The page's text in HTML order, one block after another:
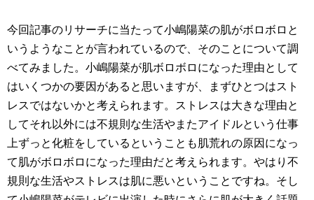
今回記事のリサーチに当たって小嶋陽菜の肌がボロボロと
いうようなことが言われているので、そのことについて調
べてみました。小嶋陽菜が肌ボロボロになった理由として
はいくつかの要因があると思いますが、まずひとつはスト
レスではないかと考えられます。ストレスは大きな理由と
してそれ以外には不規則な生活やまたアイドルという仕事
上ずっと化粧をしているということも肌荒れの原因になっ
て肌がボロボロになった理由だと考えられます。やはり不
規則な生活やストレスは肌に悪いということですね。そし